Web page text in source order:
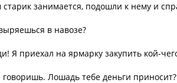
занимается, подошли к нему и
в навозе?
Я приехал на ярмарку закупить кой-
Лошадь тебе деньги приносит?